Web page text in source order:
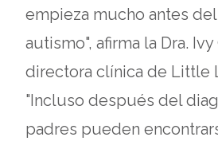
empieza mucho antes
autismo", afirma la Dra. Ivy
directora clínica de Little
"Incluso después del
padres pueden